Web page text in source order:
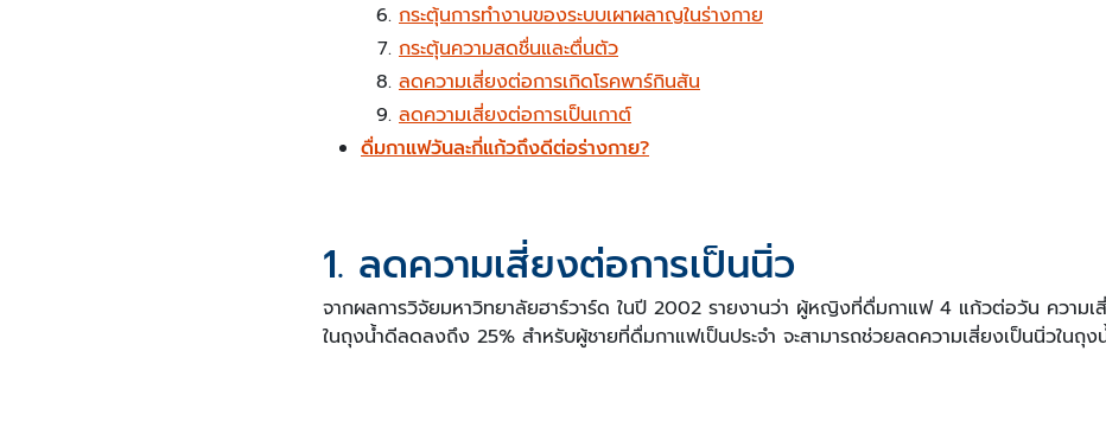
กระตุ้นการทำงานของระบบเผาผลาญในร่างกาย
กระตุ้นความสดชื่นและตื่นตัว
ลดความเสี่ยงต่อการเกิดโรคพาร์กินสัน
ลดความเสี่ยงต่อการเป็นเกาต์
ดื่มกาแฟวันละกี่แก้วถึงดีต่อร่างกาย?
1. ลดความเสี่ยงต่อการเป็นนิ่ว
จากผลการวิจัยมหาวิทยาลัยฮาร์วาร์ด ในปี 2002 รายงานว่า ผู้หญิงที่ดื่มกาแฟ 4 แก้วต่อวัน ความเ
ในถุงน้ำดีลดลงถึง 25% สำหรับผู้ชายที่ดื่มกาแฟเป็นประจำ จะสามารถช่วยลดความเสี่ยงเป็นนิ่วในถุง